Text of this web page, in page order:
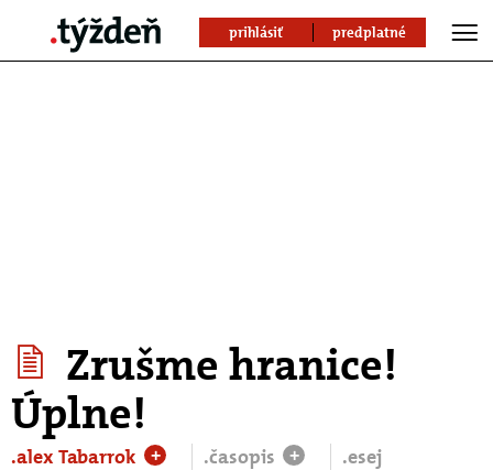
prihlásiť predplatné
Zrušme hranice!
Úplne!
.alex Tabarrok + .časopis + .esej